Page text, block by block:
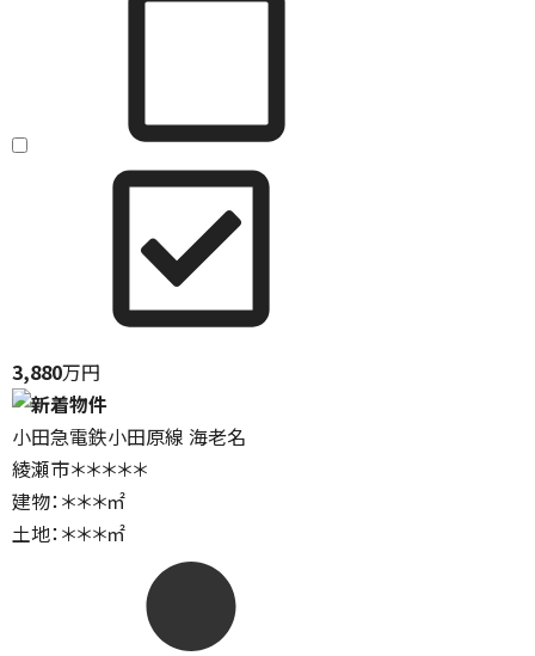
3,880万円
小田急電鉄小田原線 海老名
綾瀬市＊＊＊＊＊
建物：＊＊＊㎡
土地：＊＊＊㎡